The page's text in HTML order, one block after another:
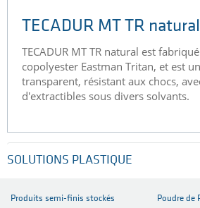
TECADUR MT TR natural
TECADUR MT TR natural est
copolyester Eastman Tritan, et est
transparent, résistant aux chocs,
d'extractibles sous divers solvants.
SOLUTIONS PLASTIQUE
Produits semi-finis stockés Poudre de